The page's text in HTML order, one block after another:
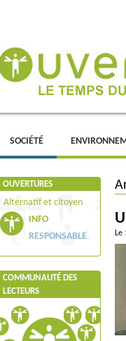
Menu principal
ALLER AU CONTENU
ALLER AU CONTENU
SOCIÉTÉ
OUVERTURES
Alternatif et citoyen
INFO
RESPONSABLE
COMMUNAUTÉ DES
LECTEURS
Le